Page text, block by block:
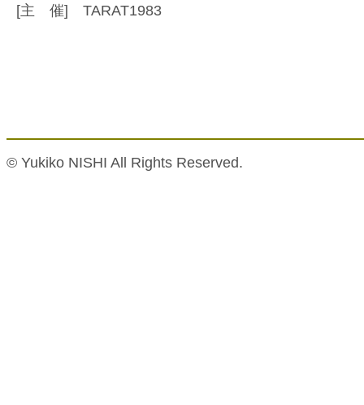
[主 催] TARAT1983
© Yukiko NISHI All Rights Reserved.